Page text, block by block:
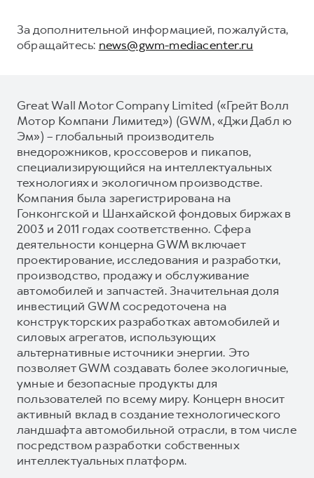
За дополнительной информацией, пожалуйста,
обращайтесь: news@gwm-mediacenter.ru
Great Wall Motor Company Limited («Грейт Волл
Мотор Компани Лимитед») (GWM, «Джи Дабл ю
Эм») – глобальный производитель
внедорожников, кроссоверов и пикапов,
специализирующийся на интеллектуальных
технологиях и экологичном производстве.
Компания была зарегистрирована на
Гонконгской и Шанхайской фондовых биржах в
2003 и 2011 годах соответственно. Сфера
деятельности концерна GWM включает
проектирование, исследования и разработки,
производство, продажу и обслуживание
автомобилей и запчастей. Значительная доля
инвестиций GWM сосредоточена на
конструкторских разработках автомобилей и
силовых агрегатов, использующих
альтернативные источники энергии. Это
позволяет GWM создавать более экологичные,
умные и безопасные продукты для
пользователей по всему миру. Концерн вносит
активный вклад в создание технологического
ландшафта автомобильной отрасли, в том числе
посредством разработки собственных
интеллектуальных платформ.